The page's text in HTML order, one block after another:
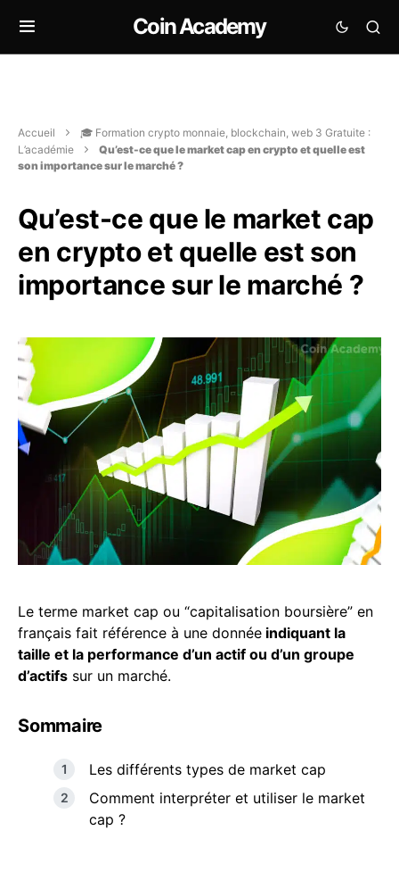
Coin Academy
Accueil
🎓 Formation crypto monnaie, blockchain, web 3 Gratuite :
L’académie
Qu’est-ce que le market cap en crypto et quelle est
son importance sur le marché ?
Qu’est-ce que le market cap
en crypto et quelle est son
importance sur le marché ?
Le terme market cap ou “capitalisation boursière” en
français fait référence à une donnée indiquant la
taille et la performance d’un actif ou d’un groupe
d’actifs sur un marché.
Sommaire
Les différents types de market cap
Comment interpréter et utiliser le market
cap ?